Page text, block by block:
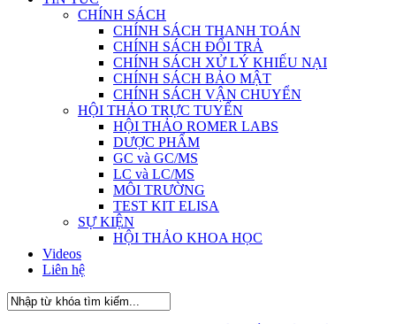
CHÍNH SÁCH
CHÍNH SÁCH THANH TOÁN
CHÍNH SÁCH ĐỔI TRẢ
CHÍNH SÁCH XỬ LÝ KHIẾU NẠI
CHÍNH SÁCH BẢO MẬT
CHÍNH SÁCH VẬN CHUYỂN
HỘI THẢO TRỰC TUYẾN
HỘI THẢO ROMER LABS
DƯỢC PHẨM
GC và GC/MS
LC và LC/MS
MÔI TRƯỜNG
TEST KIT ELISA
SỰ KIỆN
HỘI THẢO KHOA HỌC
Videos
Liên hệ